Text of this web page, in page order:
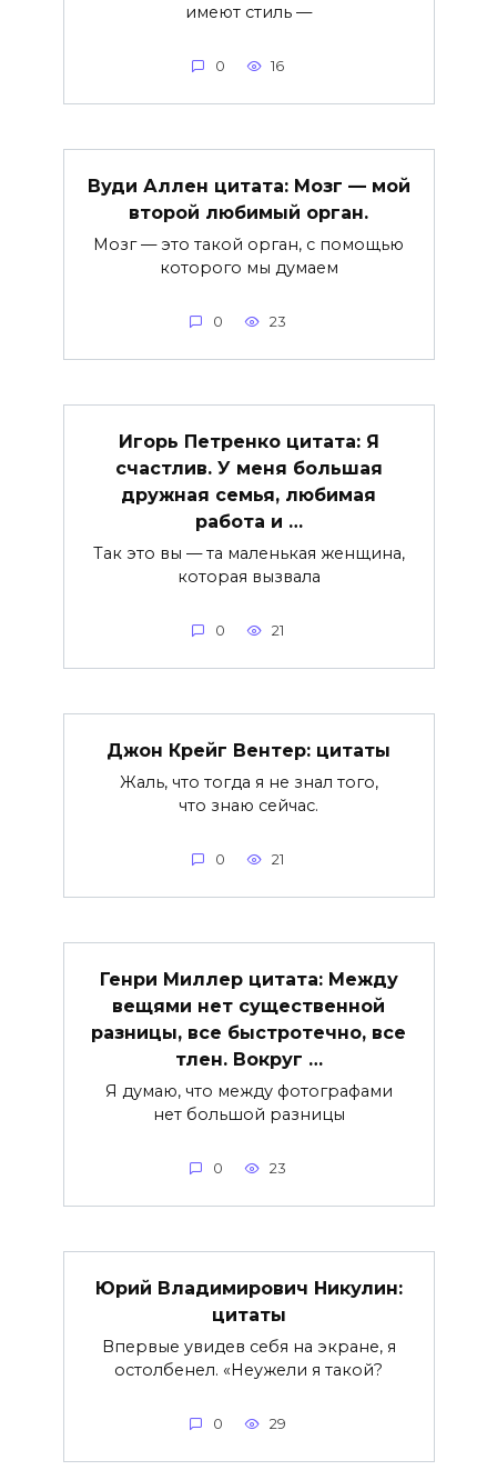
имеют стиль —
0 16
Вуди Аллен цитата: Мозг — мой
второй любимый орган.
Мозг — это такой орган, с помощью
которого мы думаем
0 23
Игорь Петренко цитата: Я
счастлив. У меня большая
дружная семья, любимая
работа и …
Так это вы — та маленькая женщина,
которая вызвала
0 21
Джон Крейг Вентер: цитаты
Жаль, что тогда я не знал того,
что знаю сейчас.
0 21
Генри Миллер цитата: Между
вещями нет существенной
разницы, все быстротечно, все
тлен. Вокруг …
Я думаю, что между фотографами
нет большой разницы
0 23
Юрий Владимирович Никулин:
цитаты
Впервые увидев себя на экране, я
остолбенел. «Неужели я такой?
0 29